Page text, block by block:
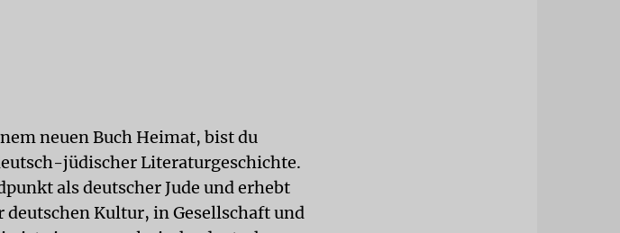
neuen Buch Heimat, bist du
jüdischer Literaturgeschichte.
als deutscher Jude und erhebt
deutschen Kultur, in Gesellschaft und